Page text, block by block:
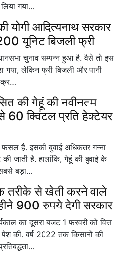
गया…
योगी आदित्यनाथ सरकार
यूनिट बिजली फ्री
चुनाव सम्पन्न हुआ है. वैसे तो इस
गया, लेकिन फ्री बिजली और पानी
क्र…
की गेहूं की नवीनतम
60 क्विंटल प्रति हेक्टेयर
है. इसकी बुवाई अधिकतर गन्ना
जाती है. हालांकि, गेहूं की बुवाई के
बड़ा…
तरीके से खेती करने वाले
900 रुपये देगी सरकार
का दूसरा बजट 1 फरवरी को वित्त
पेश की. वर्ष 2022 तक किसानों की